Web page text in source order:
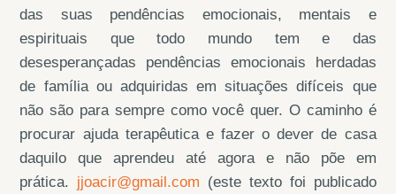
das suas pendências emocionais, mentais e
espirituais que todo mundo tem e das
desesperançadas pendências emocionais herdadas
de família ou adquiridas em situações difíceis que
não são para sempre como você quer. O caminho é
procurar ajuda terapêutica e fazer o dever de casa
daquilo que aprendeu até agora e não põe em
prática. jjoacir@gmail.com (este texto foi publicado